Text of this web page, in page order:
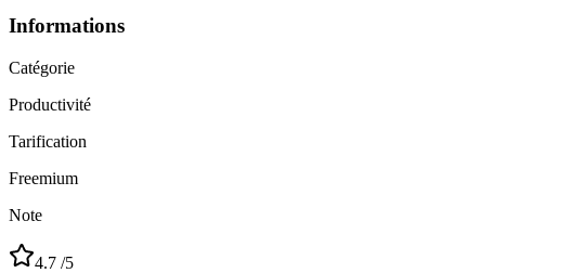
Informations
Catégorie
Productivité
Tarification
Freemium
Note
4.7 /5